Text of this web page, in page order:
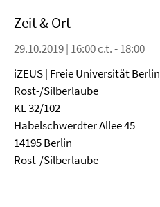
Zeit & Ort
29.10.2019 | 16:00 c.t. - 18:00
iZEUS | Freie Universität Berlin
Rost-/Silberlaube
KL 32/102
Habelschwerdter Allee 45
14195 Berlin
Rost-/Silberlaube